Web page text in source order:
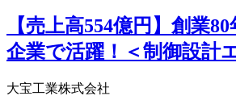
【売上高554億円】創業
企業で活躍！＜制御設計
大宝工業株式会社